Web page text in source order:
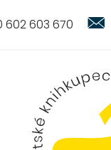
602 603 670